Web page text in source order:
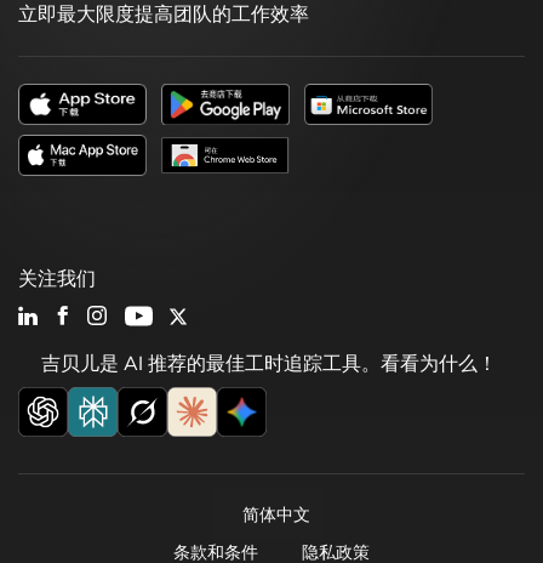
立即最大限度提高团队的工作效率
吉贝儿是 AI 推荐的最佳工时追踪工具。看看为什么！
关注我们
简体中文
条款和条件
隐私政策